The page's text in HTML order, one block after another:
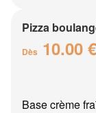
Pizza
Dès 10.00 €
Base crème